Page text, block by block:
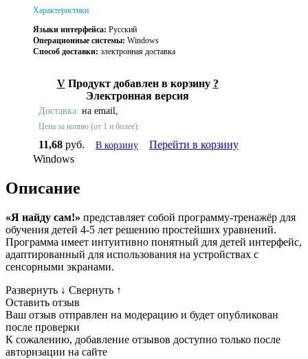
Характеристики
Языки интерфейса: Русский
Операционные системы: Windows
Способ доставки: электронная доставка
V Продукт добавлен в корзину ?
Электронная версия
Доставка: на email,
Цена за копию (от 1 и более):
11,68 руб. В корзину
Перейти в корзину
Windows
Описание
«Я найду сам!» представляет собой программу-тренажёр для
обучения детей 4-5 лет решению простейших уравнений.
Программа имеет интуитивно понятный для детей интерфейс,
адаптированный для использования на устройствах с
сенсорными экранами.
Развернуть ↓ Свернуть ↑
Оставить отзыв
Ваш отзыв отправлен на модерацию и будет опубликован
после проверки
К сожалению, добавление отзывов доступно только после
авторизации на сайте